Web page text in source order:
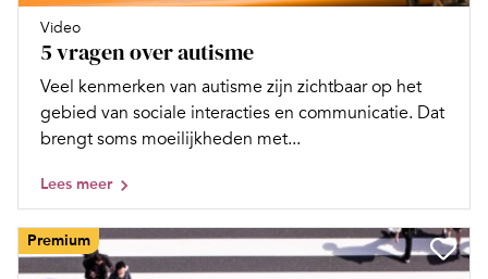
Video
5 vragen over autisme
Veel kenmerken van autisme zijn zichtbaar op het
gebied van sociale interacties en communicatie. Dat
brengt soms moeilijkheden met...
Lees meer
Premium